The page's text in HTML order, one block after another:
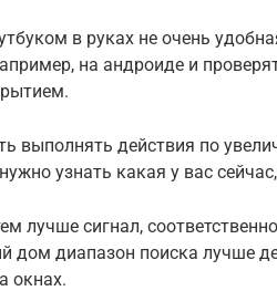
в руках не очень
на андроиде и
выполнять действия по
узнать какая у вас
лучше сигнал,
дом диапазон поиска лучше
окнах.